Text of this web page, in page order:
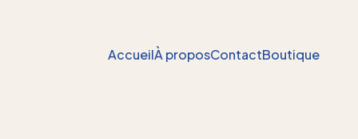
AccueilÀ proposContactBoutique